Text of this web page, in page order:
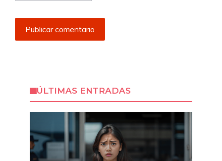
ÚLTIMAS ENTRADAS